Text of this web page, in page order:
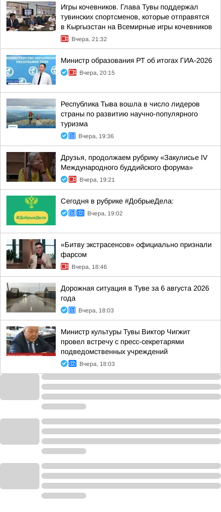
Игры кочевников. Глава Тувы поддержал
тувинских спортсменов, которые отправятся
в Кыргызстан на Всемирные игры кочевников
Вчера, 21:32
Министр образования РТ об итогах ГИА-2026
Вчера, 20:15
Республика Тыва вошла в число лидеров
страны по развитию научно-популярного
туризма
Вчера, 19:36
Друзья, продолжаем рубрику «Закулисье IV
Международного буддийского форума»
Вчера, 19:21
Сегодня в рубрике #ДобрыеДела:
Вчера, 19:02
«Битву экстрасенсов» официально признали
фарсом
Вчера, 18:46
Дорожная ситуация в Туве за 6 августа 2026
года
Вчера, 18:03
Министр культуры Тувы Виктор Чигжит
провел встречу с пресс-секретарями
подведомственных учреждений
Вчера, 18:03